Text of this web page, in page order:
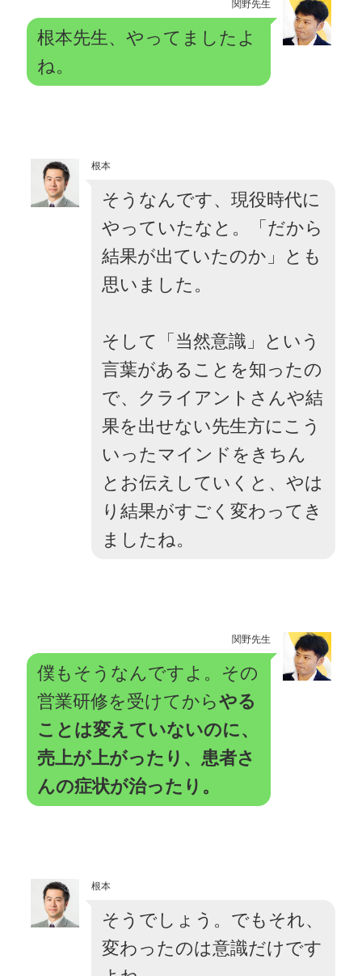
関野先生
根本先生、やってましたよ
ね。
根本
そうなんです、現役時代に
やっていたなと。「だから
結果が出ていたのか」とも
思いました。
そして「当然意識」という
言葉があることを知ったの
で、クライアントさんや結
果を出せない先生方にこう
いったマインドをきちん
とお伝えしていくと、やは
り結果がすごく変わってき
ましたね。
関野先生
僕もそうなんですよ。その
営業研修を受けてからやる
ことは変えていないのに、
売上が上がったり、患者さ
んの症状が治ったり。
根本
そうでしょう。でもそれ、
変わったのは意識だけです